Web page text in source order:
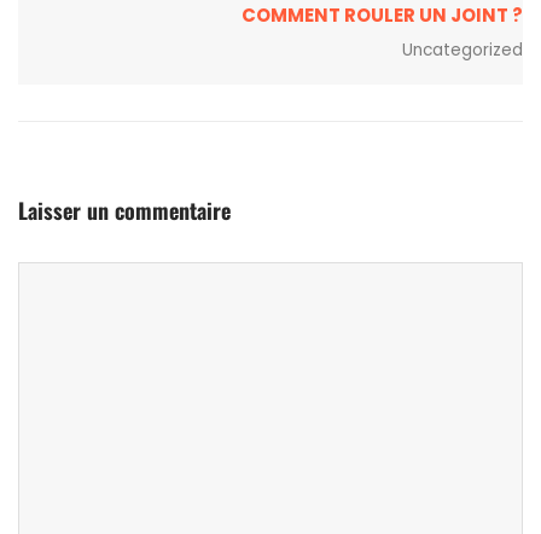
COMMENT ROULER UN JOINT ?
Uncategorized
Laisser un commentaire